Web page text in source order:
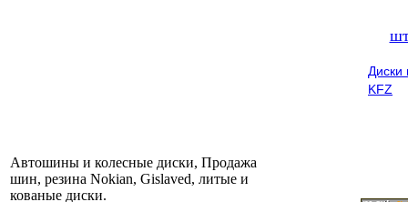
KFZ
Автошины и колесные диски, Продажа
шин, резина Nokian, Gislaved, литые и
кованые диски.